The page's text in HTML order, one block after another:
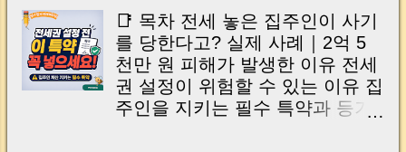
을 떠올립니다. 하지만 최근에는
집주인(임대인)의 명의를 도용하
거나 관리 권한을 악용해 수억 원
의 전세보증금을 가로채는 신종
사기가 잇따라 발생하고 있습니
다. 임대인이 직접 돈을 받은 적도
📑 목차 전세 놓은 집주인이 사기
를 당한다고? 실제 사례｜2억 5
천만 원 피해가 발생한 이유 전세
권 설정이 위험할 수 있는 이유 집
주인을 지키는 필수 특약과 등기